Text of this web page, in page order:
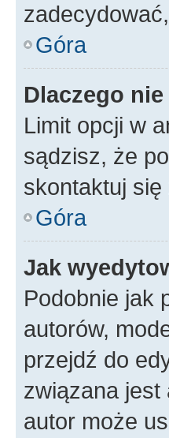
Góra
Dlaczego
Limit opcji w
sądzisz, że
skontaktuj
Góra
Jak
Podobnie jak
autorów,
przejdź do
związana jest
autor może